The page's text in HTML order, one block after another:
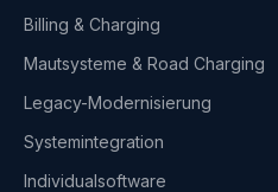
Billing & Charging
Mautsysteme & Road Charging
Legacy-Modernisierung
Systemintegration
Individualsoftware